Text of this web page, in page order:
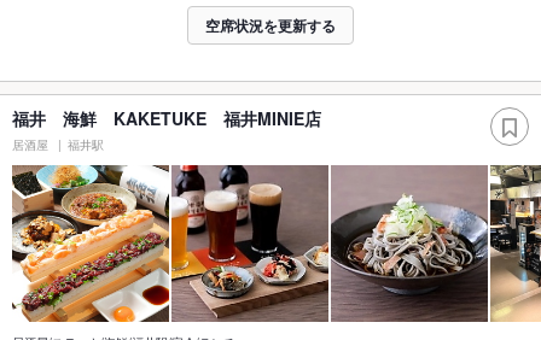
空席状況を更新する
福井 海鮮 KAKETUKE 福井MINIE店
居酒屋 福井駅